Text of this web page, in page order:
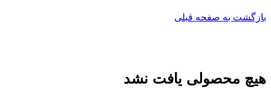
بازگشت به صفحه قبلی
هیچ محصولی یافت نشد